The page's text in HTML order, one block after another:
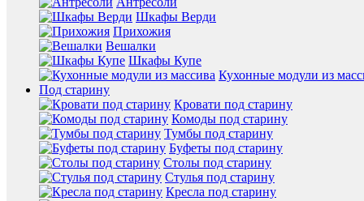
Шкафы Верди
Прихожия
Вешалки
Шкафы Купе
Кухонные модули из
Под старину
Кровати под старину
Комоды под старину
Тумбы под старину
Буфеты под старину
Столы под старину
Стулья под старину
Кресла под старину